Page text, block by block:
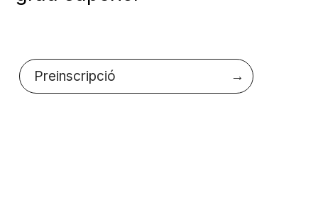
Preinscripció